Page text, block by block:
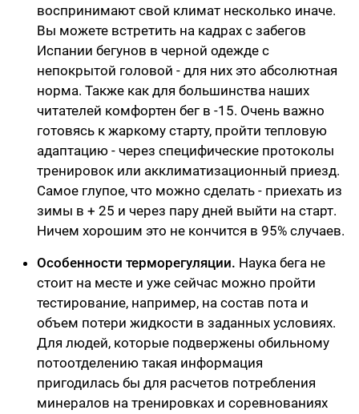
воспринимают свой климат несколько иначе.
Вы можете встретить на кадрах с забегов
Испании бегунов в черной одежде с
непокрытой головой - для них это абсолютная
норма. Также как для большинства наших
читателей комфортен бег в -15. Очень важно
готовясь к жаркому старту, пройти тепловую
адаптацию - через специфические протоколы
тренировок или акклиматизационный приезд.
Самое глупое, что можно сделать - приехать из
зимы в + 25 и через пару дней выйти на старт.
Ничем хорошим это не кончится в 95% случаев.
Особенности терморегуляции. Наука бега не
стоит на месте и уже сейчас можно пройти
тестирование, например, на состав пота и
объем потери жидкости в заданных условиях.
Для людей, которые подвержены обильному
потоотделению такая информация
пригодилась бы для расчетов потребления
минералов на тренировках и соревнованиях